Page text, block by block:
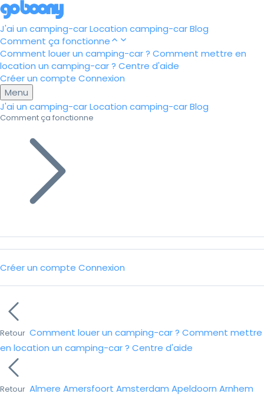
J'ai un camping-carLocation camping-carBlog
Comment ça fonctionne
Comment louer un camping-car ? Comment mettre en
location un camping-car ? Centre d'aide
Créer un compte Connexion
Menu
J'ai un camping-carLocation camping-carBlog
Comment ça fonctionne
Créer un compte Connexion
Retour Comment louer un camping-car ? Comment mettre
en location un camping-car ? Centre d'aide
Retour Almere Amersfoort Amsterdam Apeldoorn Arnhem